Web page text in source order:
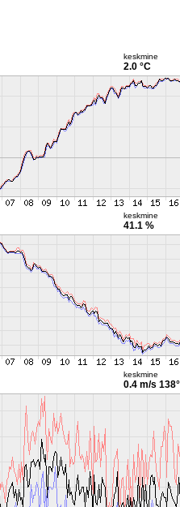
keskmine
2.0 °C
keskmine
41.1 %
keskmine
0.4 m/s 138°